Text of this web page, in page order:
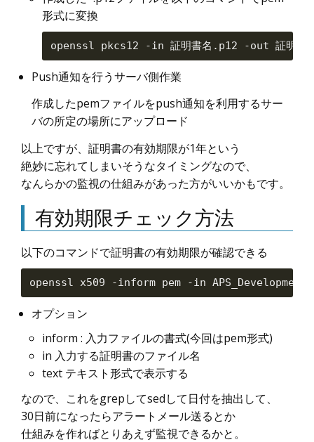
形式に変換
Push通知を行うサーバ側作業
作成したpemファイルをpush通知を利用するサー
バの所定の場所にアップロード
以上ですが、証明書の有効期限が1年という
絶妙に忘れてしまいそうなタイミングなので、
なんらかの監視の仕組みがあった方がいいかもです。
有効期限チェック方法
以下のコマンドで証明書の有効期限が確認できる
オプション
inform : 入力ファイルの書式(今回はpem形式)
in 入力する証明書のファイル名
text テキスト形式で表示する
なので、これをgrepしてsedして日付を抽出して、
30日前になったらアラートメール送るとか
仕組みを作ればとりあえず監視できるかと。